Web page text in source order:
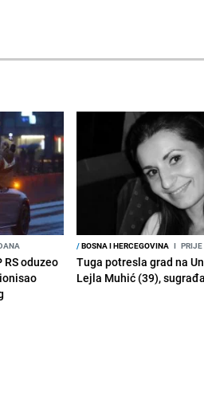
oduzeo
/BOSNA I HERCEGOVINA I
Tuga potresla grad na
Lejla Muhić (39),